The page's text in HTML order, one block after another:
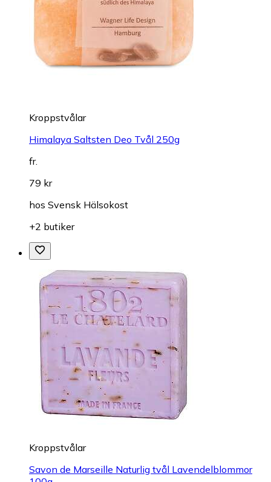
Kroppstvålar
Himalaya Saltsten Deo Tvål 250g
fr.
79 kr
hos Svensk Hälsokost
+2 butiker
Kroppstvålar
Savon de Marseille Naturlig tvål Lavendelblommor